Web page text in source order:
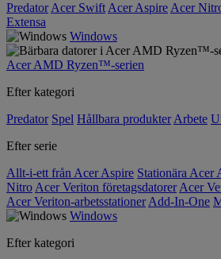
Predator Acer Swift Acer Aspire Acer
Extensa
Windows
Acer AMD Ryzen™-serien
Efter kategori
Predator Spel Hållbara produkter Arbete
Efter serie
Allt-i-ett från Acer Aspire Stationära Acer
Nitro Acer Veriton företagsdatorer Acer
Acer Veriton-arbetsstationer Add-In-One
Windows
Efter kategori